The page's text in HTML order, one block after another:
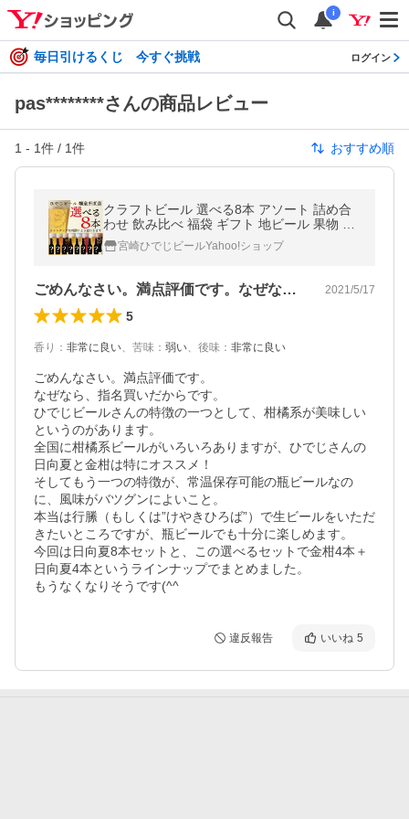
i
毎日引けるくじ 今すぐ挑戦 ログイン
pas********さんの商品レビュー
1 - 1件 / 1件 おすすめ順
クラフトビール 選べる8本 アソート 詰め合
わせ 飲み比べ 福袋 ギフト 地ビール 果物 フ
ルーツビール
宮崎ひでじビールYahoo!ショップ
ごめんなさい。満点評価です。なぜなら、… 2021/5/17
5
香り ： 非常に良い、 苦味 ： 弱い、 後味 ： 非常に良い
ごめんなさい。満点評価です。
なぜなら、指名買いだからです。
ひでじビールさんの特徴の一つとして、柑橘系が美味しい
というのがあります。
全国に柑橘系ビールがいろいろありますが、ひでじさんの
日向夏と金柑は特にオススメ！
そしてもう一つの特徴が、常温保存可能の瓶ビールなの
に、風味がバツグンによいこと。
本当は行縢（もしくは”けやきひろば”）で生ビールをいただ
きたいところですが、瓶ビールでも十分に楽しめます。
今回は日向夏8本セットと、この選べるセットで金柑4本＋
日向夏4本というラインナップでまとめました。
もうなくなりそうです(^^ゞ
違反報告 いいね 5